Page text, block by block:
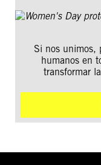
Si nos unimos,
humanos en
transformar